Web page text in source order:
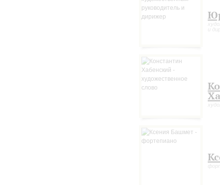
филармонии, Музикферайн
Большой зал Московской
В 2008 году ансамбль был
и